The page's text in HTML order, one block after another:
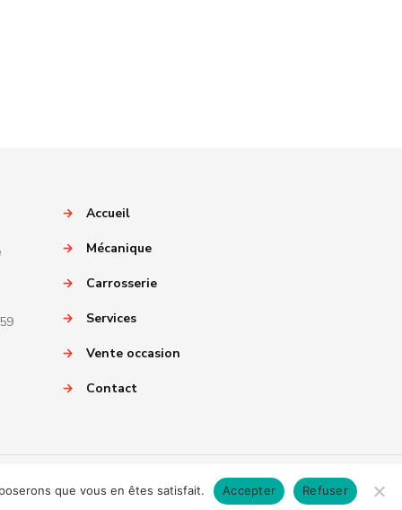
→ Accueil
→ Mécanique
→ Carrosserie
→ Services
→ Vente occasion
→ Contact
que vous en êtes satisfait. Accepter Refuser